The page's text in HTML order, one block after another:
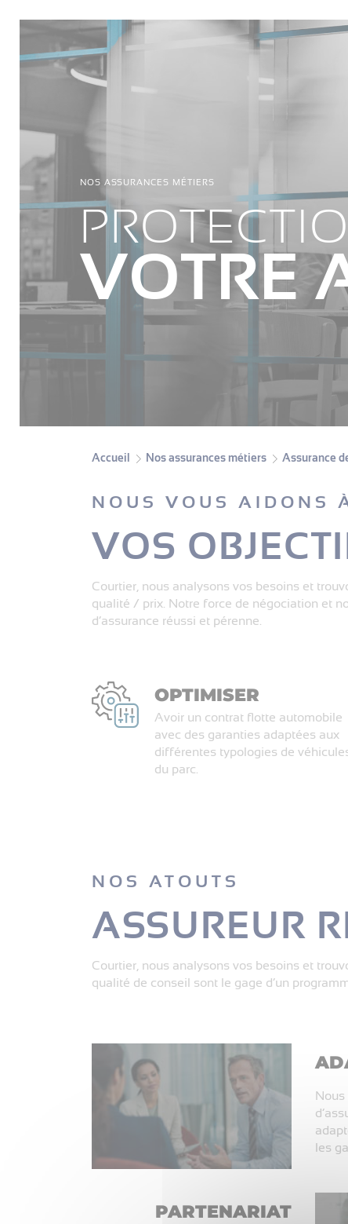
NOS ASSURANCES MÉTIERS
VOTRE
Accueil Nos assurances métiers Assurance
NOUS VOUS AIDONS
VOS
Courtier, nous analysons vos besoins et
qualité / prix. Notre force de négociation et
d’assurance réussi et pérenne.
OPTIMISER
Avoir un contrat flotte automobile
avec des garanties adaptées aux
différentes typologies de
du parc.
NOS ATOUTS
ASSUREUR
Courtier, nous analysons vos besoins et
qualité de conseil sont le gage d’un
Nous
les
PARTENARIAT